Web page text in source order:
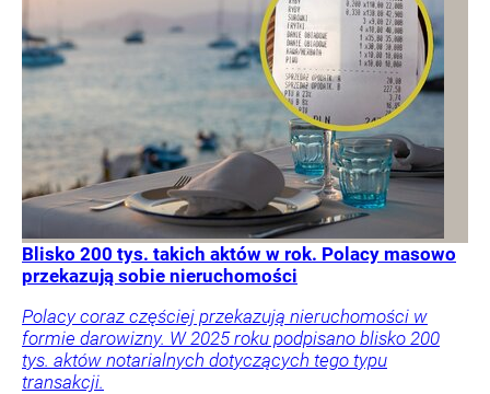
Blisko 200 tys. takich aktów w rok. Polacy masowo
przekazują sobie nieruchomości
Polacy coraz częściej przekazują nieruchomości w
formie darowizny. W 2025 roku podpisano blisko 200
tys. aktów notarialnych dotyczących tego typu
transakcji.